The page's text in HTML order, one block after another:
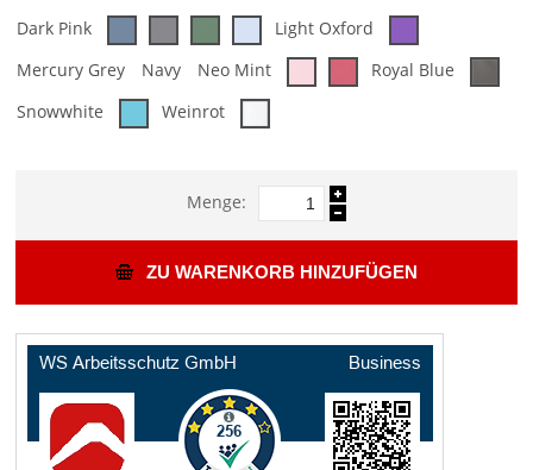
Dark Pink
Light Oxford
Mercury Grey
Navy Neo Mint
Royal Blue
Snowwhite
Weinrot
Menge:
ZU WARENKORB HINZUFÜGEN